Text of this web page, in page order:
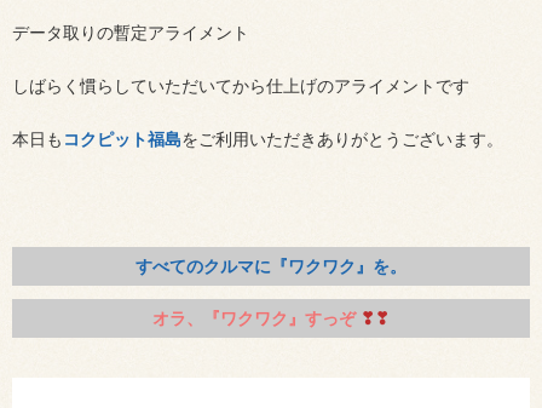
データ取りの暫定アライメント
しばらく慣らしていただいてから仕上げのアライメントです
本日も コクピット福島をご利用いただきありがとうございます。
すべてのクルマに『ワクワク』を。
オラ、『ワクワク』すっぞ ❣❣